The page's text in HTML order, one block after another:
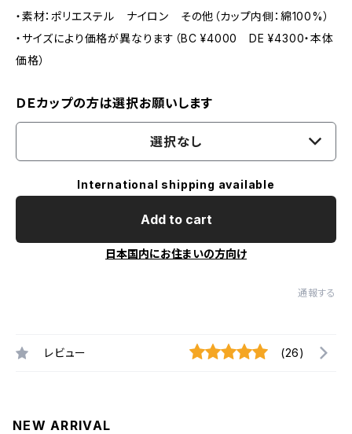
・素材：ポリエステル ナイロン その他（カップ内側：綿100%）
・サイズにより価格が異なります（BC ¥4000 DE ¥4300・本体
価格）
ＤＥカップの方は選択お願いします
選択なし
International shipping available
Add to cart
日本国内にお住まいの方向け
通報する
レビュー (26)
NEW ARRIVAL